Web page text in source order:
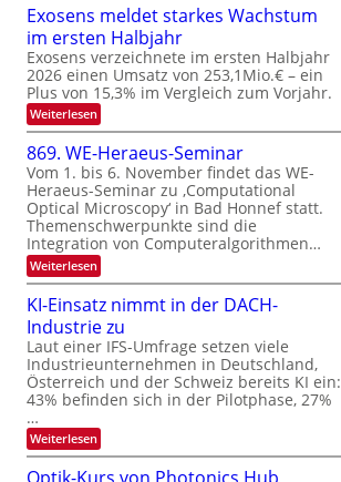
s
O
N
2
0
2
6
n
n
d
e
K
I
m
i
t
d
e
n
k
t
Exosens meldet starkes Wachstum
im ersten Halbjahr
Exosens verzeichnete im ersten Halbjahr
2026 einen Umsatz von 253,1Mio.€ – ein
Plus von 15,3% im Vergleich zum Vorjahr.
Weiterlesen:
E
x
o
s
e
n
s
m
e
l
d
e
t
s
t
a
r
k
e
W
a
869. WE-Heraeus-Seminar
Vom 1. bis 6. November findet das WE-
Heraeus-Seminar zu ‚Computational
Optical Microscopy‘ in Bad Honnef statt.
Themenschwerpunkte sind die
Integration von Computeralgorithmen…
Weiterlesen:
8
9
.
W
E
-
H
e
a
e
KI-Einsatz nimmt in der DACH-
Industrie zu
Laut einer IFS-Umfrage setzen viele
Industrieunternehmen in Deutschland,
Österreich und der Schweiz bereits KI ein:
43% befinden sich in der Pilotphase, 27%
…
Weiterlesen:
K